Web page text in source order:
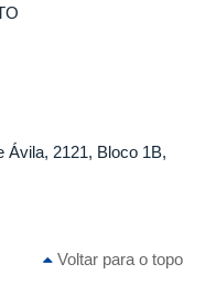
Ávila, 2121, Bloco 1B,
Voltar para o topo